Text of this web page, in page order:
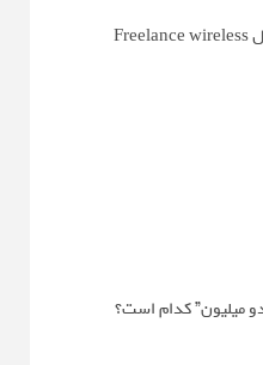
مشخصات هندزفری بلوتوثی ویوو مدل Freelance wireless
دو میلیون” کدام است؟